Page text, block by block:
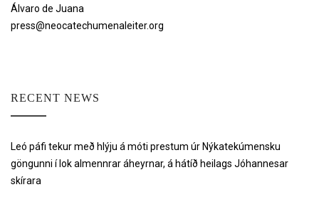
Álvaro de Juana
press@neocatechumenaleiter.org
RECENT NEWS
Leó páfi tekur með hlýju á móti prestum úr Nýkatekúmensku
göngunni í lok almennrar áheyrnar, á hátíð heilags Jóhannesar
skírara